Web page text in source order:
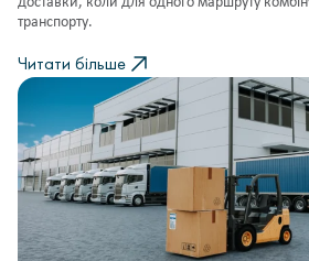
транспорту.
Читати більше